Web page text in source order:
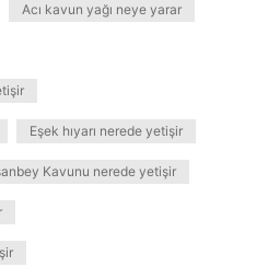
Acı kavun yağı neye yarar
Eşek hıyarı nerede yetişir
Kavunu nerede yetişir